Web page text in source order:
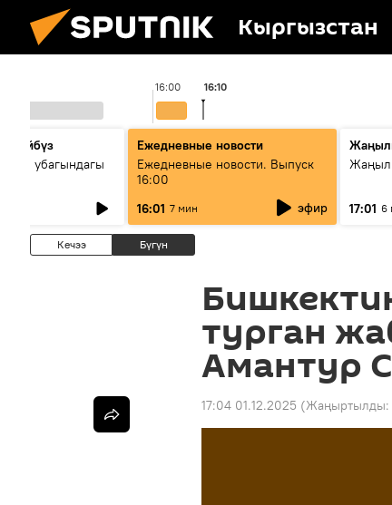
Кыргызстан
16:00 16:10
өз убагындагы
Ежедневные новости
Ежедневные новости. Выпуск
16:00
16:01 7 мин эфир 17:01 6
Кечээ Бүгүн
турган
Амантур
17:04 01.12.2025 (Жаңыртылды: